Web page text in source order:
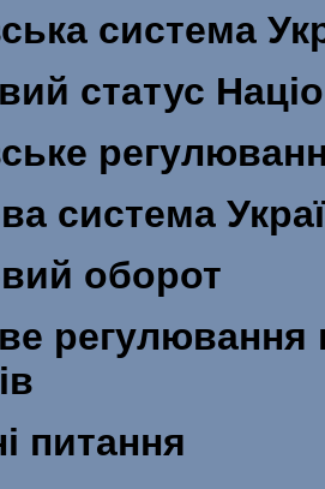
статус
система
регулювання